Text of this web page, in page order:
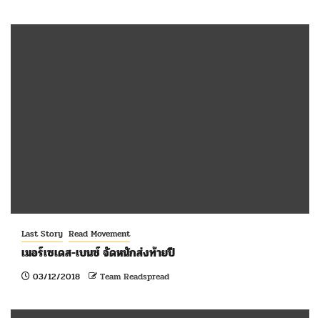
Last Story Read Movement
เมอร์เซเดส-เบนซ์ จัดหนักส่งท้ายปี
03/12/2018 Team Readspread